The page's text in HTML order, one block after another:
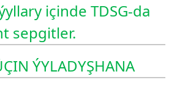
içinde TDSG-da
sepgitler.
ÝYLADYŞHANA